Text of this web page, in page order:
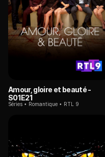
Amour, gloire et beauté-
S01E21
Séries Romantique RTL 9